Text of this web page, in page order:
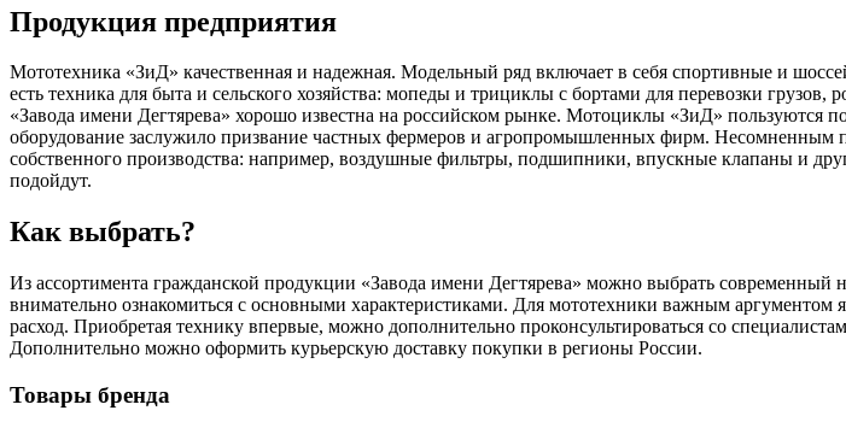
Продукция предприятия
Мототехника «ЗиД» качественная и надежная. Модельный ряд включает в себя спортивные и
есть техника для быта и сельского хозяйства: мопеды и трициклы с бортами для перевозки
«Завода имени Дегтярева» хорошо известна на российском рынке. Мотоциклы «ЗиД» пользуются
оборудование заслужило призвание частных фермеров и агропромышленных фирм. Несомненным
собственного производства: например, воздушные фильтры, подшипники, впускные клапаны и
подойдут.
Как выбрать?
Из ассортимента гражданской продукции «Завода имени Дегтярева» можно выбрать
внимательно ознакомиться с основными характеристиками. Для мототехники важным аргументом
расход. Приобретая технику впервые, можно дополнительно проконсультироваться со
Дополнительно можно оформить курьерскую доставку покупки в регионы России.
Товары бренда